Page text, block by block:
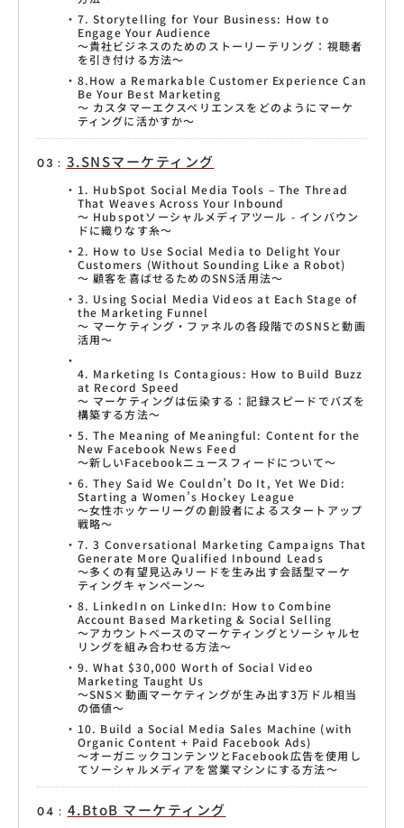
7. Storytelling for Your Business: How to
Engage Your Audience
〜貴社ビジネスのためのストーリーテリング：視聴者
を引き付ける方法〜
8.How a Remarkable Customer Experience Can
Be Your Best Marketing
〜 カスタマーエクスペリエンスをどのようにマーケ
ティングに活かすか〜
3.SNSマーケティング
1. HubSpot Social Media Tools – The Thread
That Weaves Across Your Inbound
〜 Hubspotソーシャルメディアツール - インバウン
ドに織りなす糸〜
2. How to Use Social Media to Delight Your
Customers (Without Sounding Like a Robot)
〜 顧客を喜ばせるためのSNS活用法〜
3. Using Social Media Videos at Each Stage of
the Marketing Funnel
〜 マーケティング・ファネルの各段階でのSNSと動画
活用〜
4. Marketing Is Contagious: How to Build Buzz
at Record Speed
〜 マーケティングは伝染する：記録スピードでバズを
構築する方法〜
5. The Meaning of Meaningful: Content for the
New Facebook News Feed
〜新しいFacebookニュースフィードについて〜
6. They Said We Couldn’t Do It, Yet We Did:
Starting a Women’s Hockey League
〜女性ホッケーリーグの創設者によるスタートアップ
戦略〜
7. 3 Conversational Marketing Campaigns That
Generate More Qualified Inbound Leads
〜多くの有望見込みリードを生み出す会話型マーケ
ティングキャンペーン〜
8. LinkedIn on LinkedIn: How to Combine
Account Based Marketing & Social Selling
〜アカウントベースのマーケティングとソーシャルセ
リングを組み合わせる方法〜
9. What $30,000 Worth of Social Video
Marketing Taught Us
〜SNS×動画マーケティングが生み出す3万ドル相当
の価値〜
10. Build a Social Media Sales Machine (with
Organic Content + Paid Facebook Ads)
〜オーガニックコンテンツとFacebook広告を使用し
てソーシャルメディアを営業マシンにする方法〜
4.BtoB マーケティング